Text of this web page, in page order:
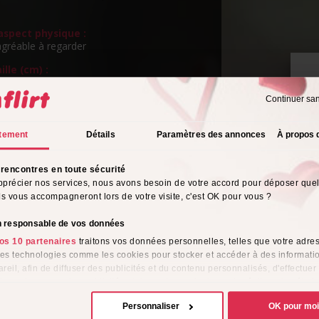
Continuer
Détails Paramètres des annonces À propos
en toute sécurité
nos services, nous avons besoin de votre accord pour déposer
vous accompagneront lors de votre visite, c'est OK pour vous ?
responsable de vos données
10 partenaires traitons vos données personnelles, telles que votre
technologies comme les cookies pour stocker et accéder à des
afin de diffuser des publicités et du contenu personnalisés, d'effectuer
favorisant ainsi le développement de services. Vous avez le choix quant
de vos données et à leurs finalités. Vous pouvez modifier ou retirer votre
Personnaliser OK pour moi
physique :
à regarder
(cm) :
de cheveux :
sexuelle :
vestimentaire :
pour moi